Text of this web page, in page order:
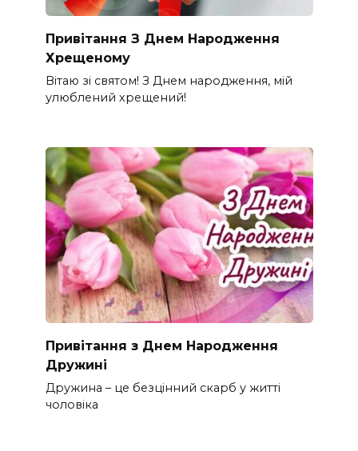
Привітання З Днем Народження
Хрещеному
Вітаю зі святом! З Днем народження, мій
улюблений хрещений!
Привітання з Днем Народження
Дружині
Дружина – це безцінний скарб у житті
чоловіка